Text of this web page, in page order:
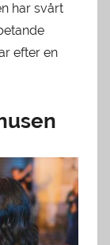
har svårt
efter en